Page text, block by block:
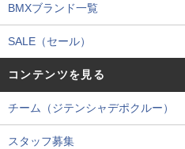
BMXブランド一覧
SALE（セール）
コンテンツを見る
チーム（ジテンシャデポクルー）
スタッフ募集